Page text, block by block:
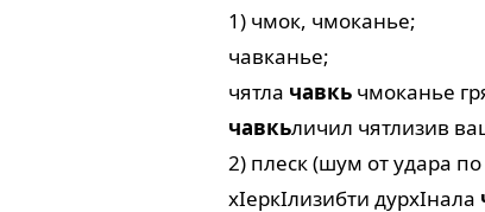
1) чмок, чмоканье;
чавканье;
чятла чавкь чмоканье
чавкьличил чятлизив
2) плеск (шум от удара
хIеркIлизибти дурхIнала